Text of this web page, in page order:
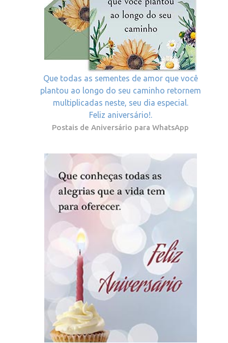
Que todas as sementes de amor que você
plantou ao longo do seu caminho retornem
multiplicadas neste, seu dia especial.
Feliz aniversário!.
Postais de Aniversário para WhatsApp